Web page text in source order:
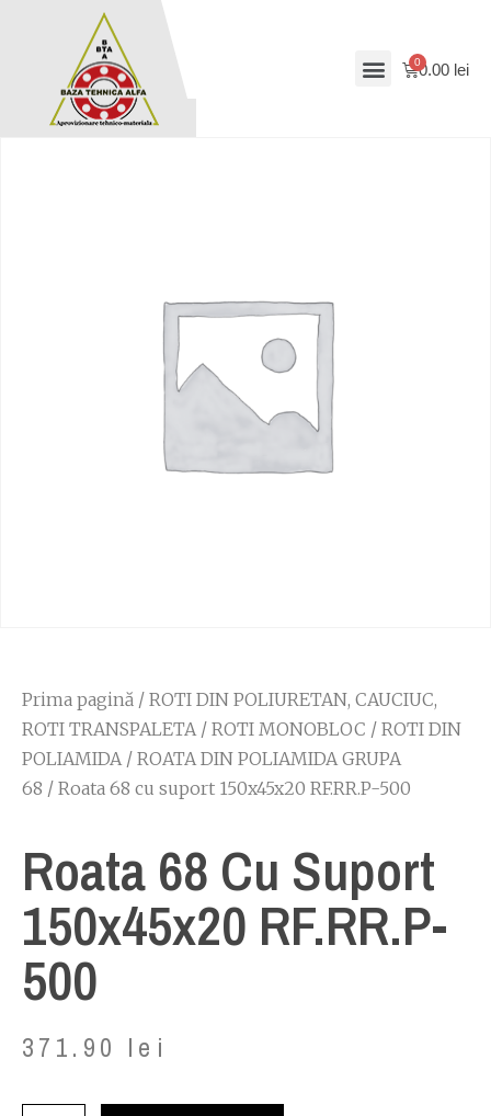
0.00 lei
Prima pagină / ROTI DIN POLIURETAN, CAUCIUC,
ROTI TRANSPALETA/ ROTI MONOBLOC / ROTI DIN
POLIAMIDA/ ROATA DIN POLIAMIDA GRUPA
68 / Roata 68 cu suport 150x45x20 RF.RR.P-500
Roata 68 Cu Suport
150x45x20 RF.RR.P-
500
371.90 lei